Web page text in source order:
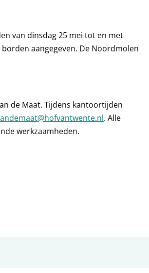
van dinsdag 25 mei tot en met
aangegeven. De Noordmolen
de Maat. Tijdens kantoortijden
. Alle
werkzaamheden.
tabblad
in nieuw tabblad
in nieuw tabblad